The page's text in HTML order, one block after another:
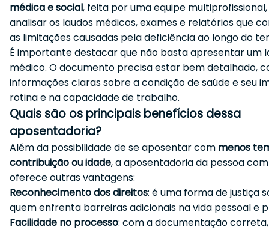
médica e social, feita por uma equipe
analisar os laudos médicos, exames e relatórios que
as limitações causadas pela deficiência ao longo do
É importante destacar que não basta apresentar um
médico. O documento precisa estar bem detalhado,
informações claras sobre a condição de saúde e seu
rotina e na capacidade de trabalho.
Quais são os principais benefícios dessa
aposentadoria?
Além da possibilidade de se aposentar com menos
contribuição ou idade, a aposentadoria da pessoa
oferece outras vantagens:
Reconhecimento dos direitos: é uma forma de justiça
quem enfrenta barreiras adicionais na vida pessoal e
Facilidade no processo: com a documentação